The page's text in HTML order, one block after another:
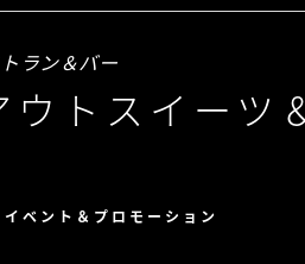
ラン＆バー
トスイーツ
イベント＆プロモーション